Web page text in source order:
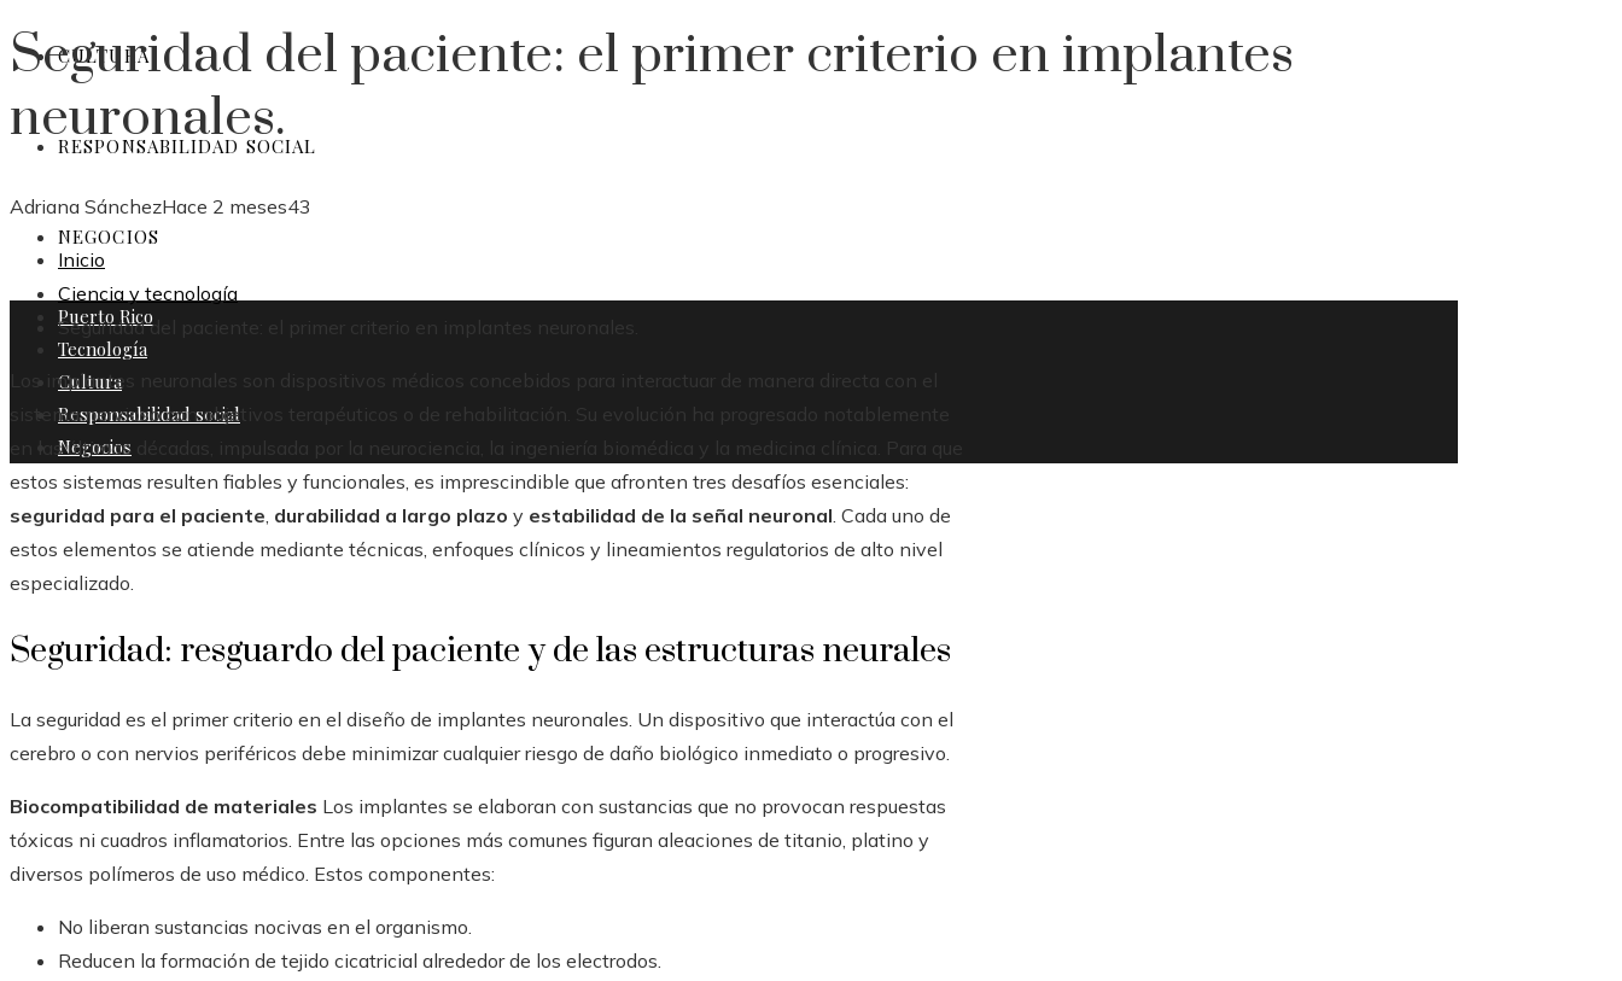
CULTURA
RESPONSABILIDAD SOCIAL
NEGOCIOS
Puerto Rico
Tecnología
Cultura
Responsabilidad social
Negocios
Seguridad del paciente: el primer criterio en implantes
neuronales.
Adriana SánchezHace 2 meses43
Inicio
Ciencia y tecnología
Seguridad del paciente: el primer criterio en implantes neuronales.
Los implantes neuronales son dispositivos médicos concebidos para interactuar de manera directa con el
sistema nervioso con objetivos terapéuticos o de rehabilitación. Su evolución ha progresado notablemente
en las últimas décadas, impulsada por la neurociencia, la ingeniería biomédica y la medicina clínica. Para que
estos sistemas resulten fiables y funcionales, es imprescindible que afronten tres desafíos esenciales:
seguridad para el paciente, durabilidad a largo plazo y estabilidad de la señal neuronal. Cada uno de
estos elementos se atiende mediante técnicas, enfoques clínicos y lineamientos regulatorios de alto nivel
especializado.
Seguridad: resguardo del paciente y de las estructuras neurales
La seguridad es el primer criterio en el diseño de implantes neuronales. Un dispositivo que interactúa con el
cerebro o con nervios periféricos debe minimizar cualquier riesgo de daño biológico inmediato o progresivo.
Biocompatibilidad de materiales Los implantes se elaboran con sustancias que no provocan respuestas
tóxicas ni cuadros inflamatorios. Entre las opciones más comunes figuran aleaciones de titanio, platino y
diversos polímeros de uso médico. Estos componentes:
No liberan sustancias nocivas en el organismo.
Reducen la formación de tejido cicatricial alrededor de los electrodos.